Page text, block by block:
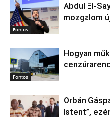
Fontos
Abdul
mozgalom
Fontos
Hogyan
Orbán
Istent”,